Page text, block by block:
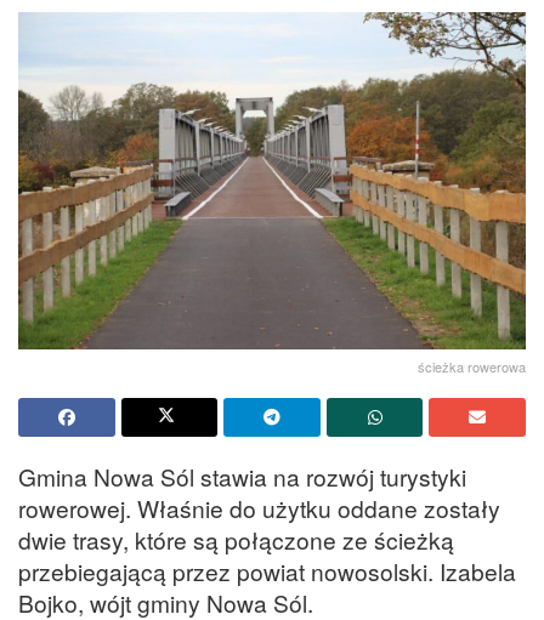
ścieżka rowerowa
Gmina Nowa Sól stawia na rozwój turystyki
rowerowej. Właśnie do użytku oddane zostały
dwie trasy, które są połączone ze ścieżką
przebiegającą przez powiat nowosolski. Izabela
Bojko, wójt gminy Nowa Sól.